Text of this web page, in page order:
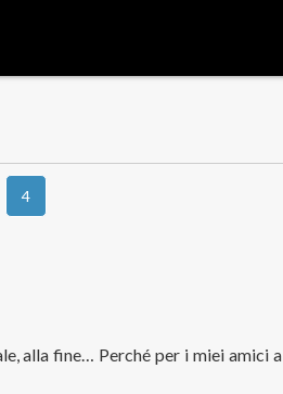
4
alla fine… Perché per i miei amici a